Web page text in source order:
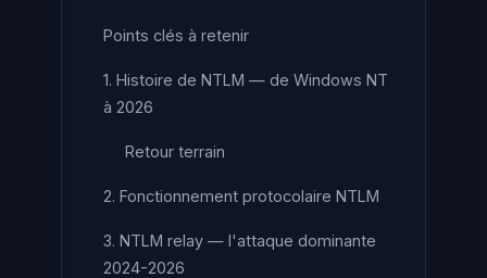
Points clés à retenir
1. Histoire de NTLM — de Windows NT
à 2026
Retour terrain
2. Fonctionnement protocolaire NTLM
3. NTLM relay — l'attaque dominante
2024-2026